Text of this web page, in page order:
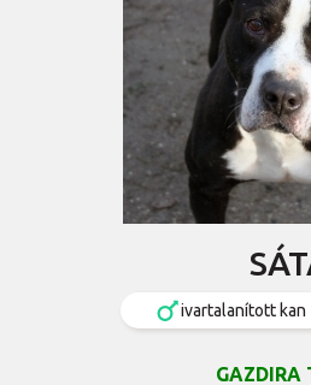
ivartalanított kan
GAZDIRA